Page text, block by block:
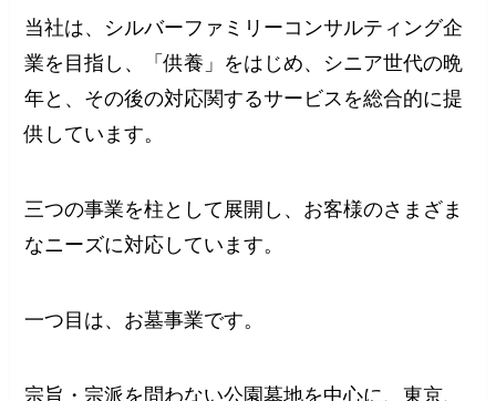
当社は、シルバーファミリーコンサルティング企
業を目指し、「供養」をはじめ、シニア世代の晩
年と、その後の対応関するサービスを総合的に提
供しています。
三つの事業を柱として展開し、お客様のさまざま
なニーズに対応しています。
一つ目は、お墓事業です。
宗旨・宗派を問わない公園墓地を中心に、東京、